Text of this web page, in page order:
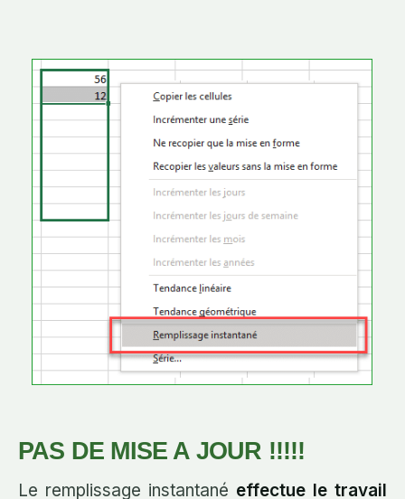
PAS DE MISE A JOUR !!!!!
Le remplissage instantané effectue le travail